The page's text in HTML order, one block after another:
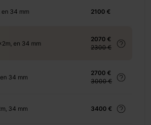
34 mm 2100 €
en 34 mm
2070 €
2300 €
34 mm
2700 €
3000 €
34 mm 3400 €